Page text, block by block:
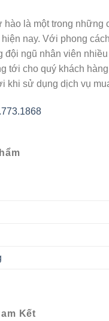
hào là một trong những
nay. Với phong
đội ngũ nhân viên
tới cho quý khách
khi sử dụng dịch vụ
Kết